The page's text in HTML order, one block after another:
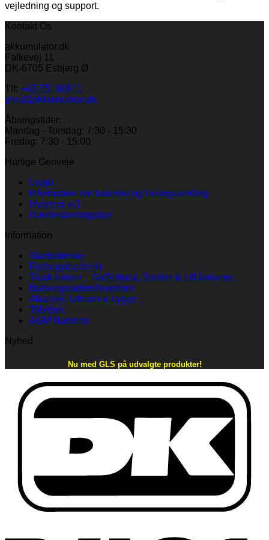
vejledning og support.
Kontakt Os
akkumulator.dk
Falkevej 11
DK-6705 Esbjerg Ø
Tlf: +45 75140611
mail@akkumulator.dk
Åbningstider:
Mandag - Torsdag: 7:30 - 15:30
Fredag: 7:30 - 15:00
Hurtige Genveje
Login
Information om batterier og hvilespænding
Hvem er vi?
Handelsbetingelser
Information
Startbatterier
Forbrugsbatterier
Truck batteri – Gaffeltruck, Stabler & Lift batterier
Batteriopladere/Invertere
Alkaline, Lithium & Lygter
Tilbehør
AGM Batterier
Nyhed
Nu med GLS på udvalgte produkter!